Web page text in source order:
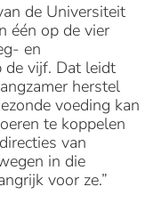
de Universiteit
één op de vier
en
de vijf. Dat leidt
herstel
voeding kan
te koppelen
van
in die
voor ze.”